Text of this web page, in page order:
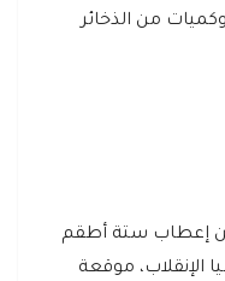
من الذخائر
إعطاب ستة أطقم
الإنقلاب، موقعة